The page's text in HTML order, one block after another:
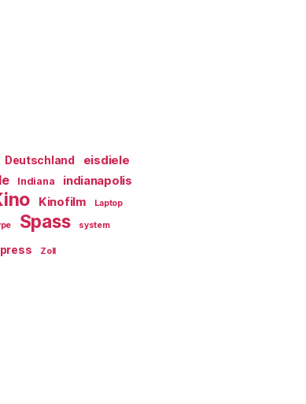
Deutschland eisdiele
Indiana indianapolis
Kinofilm Laptop
Spass system
Zoll